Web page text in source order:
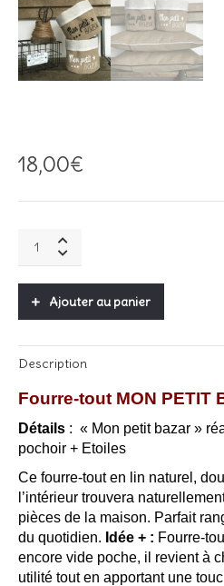
18,00€
Fourre-
tout
Mon
Bazar
-
quantity
Ajouter au panier
Description
Fourre-tout MON PETIT
Détails : « Mon petit bazar »
pochoir + Etoiles
Ce fourre-tout en lin naturel,
l’intérieur trouvera
pièces de la maison. Parfait
du quotidien. Idée + : Fourre-
encore vide poche, il revient à
utilité tout en apportant une